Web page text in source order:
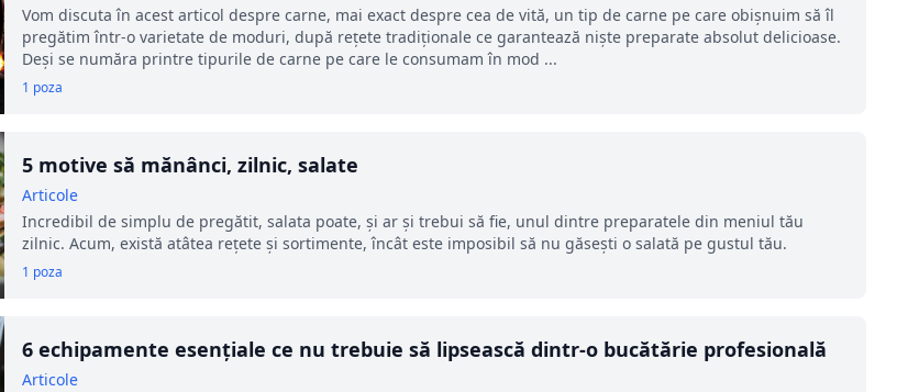
Vom discuta în acest articol despre carne, mai exact despre cea de vită, un tip de carne pe care obișnuim să îl
pregătim într-o varietate de moduri, după rețete tradiționale ce garantează niște preparate absolut delicioase.
Deși se număra printre tipurile de carne pe care le consumam în mod ...
1 poza
5 motive să mănânci, zilnic, salate
Articole
Incredibil de simplu de pregătit, salata poate, și ar și trebui să fie, unul dintre preparatele din meniul tău
zilnic. Acum, există atâtea rețete și sortimente, încât este imposibil să nu găsești o salată pe gustul tău.
1 poza
6 echipamente esențiale ce nu trebuie să lipsească dintr-o bucătărie profesională
Articole